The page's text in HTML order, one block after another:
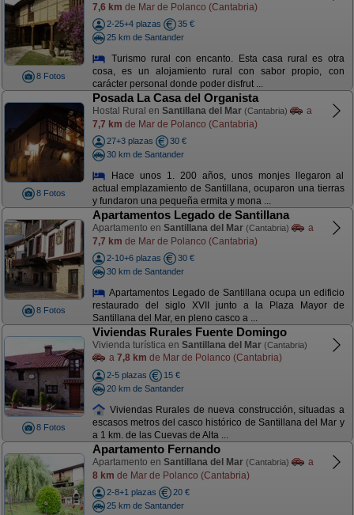
8 Fotos
7,6 km de Mar de Polanco (Cantabria)
2-25+4 plazas
35 €
25 km de Santander
Turismo rural con encanto. Esta casa rural es otra
cosa, es un alojamiento rural con sabor propio, con
carácter personal donde poder disfrut ...
8 Fotos
Posada La Casa del Organista
Hostal Rural en Santillana del Mar (Cantabria)
a
7,7 km de Mar de Polanco (Cantabria)
27+3 plazas
30 €
30 km de Santander
Hace unos 1. 200 años, unos monjes llegaron al
actual emplazamiento de Santillana, ocuparon una tierras
y fundaron una pequeña ermita y mona ...
8 Fotos
Apartamentos Legado de Santillana
Apartamento en Santillana del Mar (Cantabria)
a
7,7 km de Mar de Polanco (Cantabria)
2-10+6 plazas
30 €
30 km de Santander
Apartamentos Legado de Santillana ocupa un edificio
restaurado del siglo XVII junto a la Plaza Mayor de
Santillana del Mar, en pleno casco a ...
8 Fotos
Viviendas Rurales Fuente Domingo
Vivienda turística en Santillana del Mar (Cantabria)
a 7,8 km de Mar de Polanco (Cantabria)
2-5 plazas
15 €
20 km de Santander
Viviendas Rurales de nueva construcción, situadas a
escasos metros del casco histórico de Santillana del Mar y
a 1 km. de las Cuevas de Alta ...
Apartamento Fernando
Apartamento en Santillana del Mar (Cantabria)
a
8 km de Mar de Polanco (Cantabria)
2-8+1 plazas
20 €
25 km de Santander